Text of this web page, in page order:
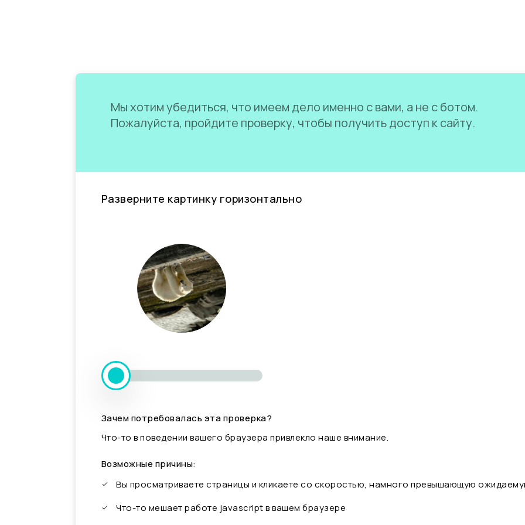
Мы хотим убедиться, что имеем дело именно с вами, а не с ботом.
Пожалуйста, пройдите проверку, чтобы получить доступ к сайту.
Разверните картинку горизонтально
Зачем потребовалась эта проверка?
Что-то в поведении вашего браузера привлекло наше внимание.
Возможные причины:
Вы просматриваете страницы и кликаете со скоростью, намного превышающую
Что-то мешает работе javascript в вашем браузере